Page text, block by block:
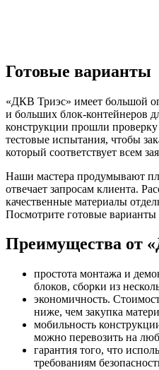
Готовые варианты
«ДКВ Триэс» имеет большой
и больших блок-контейнеров
конструкции прошли
тестовые испытания, чтобы
который соответствует всем
Наши мастера продумывают
отвечает запросам клиента.
качественные материалы
Посмотрите готовые
Преимущества от
простота монтажа и
блоков, сборки из
экономичность.
ниже, чем закупка
мобильность
можно перевозить на
гарантия того, что
требованиям